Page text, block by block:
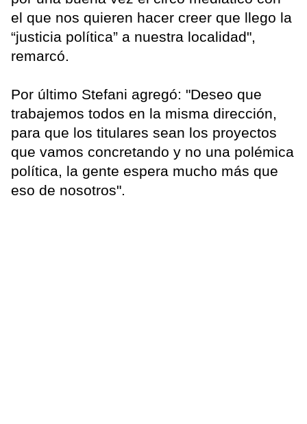
el que nos quieren hacer creer que llego la
“justicia política” a nuestra localidad",
remarcó.
Por último Stefani agregó: "Deseo que
trabajemos todos en la misma dirección,
para que los titulares sean los proyectos
que vamos concretando y no una polémica
política, la gente espera mucho más que
eso de nosotros".